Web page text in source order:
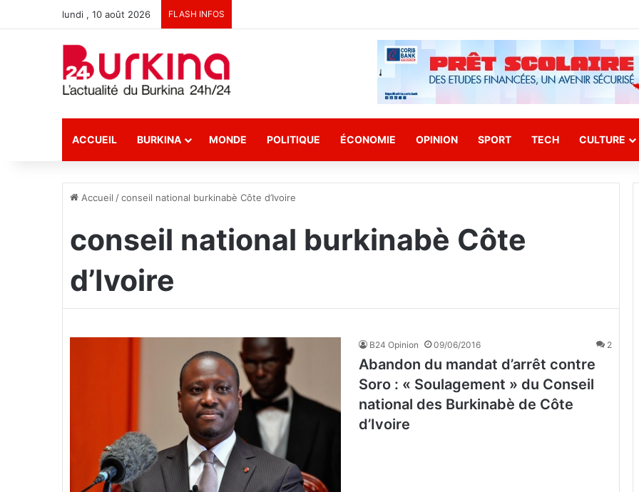
lundi , 10 août 2026 FLASH INFOS
ACCUEIL BURKINA MONDE POLITIQUE ÉCONOMIE OPINION SPORT TECH CULTURE
Accueil /conseil national burkinabè Côte d’Ivoire
conseil national burkinabè Côte
d’Ivoire
B24 Opinion 09/06/2016 2
Abandon du mandat d’arrêt contre
Soro : « Soulagement » du Conseil
national des Burkinabè de Côte
d’Ivoire